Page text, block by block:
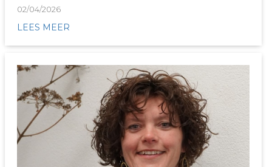
02/04/2026
LEES MEER